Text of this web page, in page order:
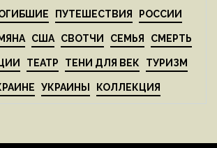
ПУТЕШЕСТВИЯ РОССИИ
США СВОТЧИ СЕМЬЯ СМЕРТЬ
ТЕАТР ТЕНИ ДЛЯ ВЕК ТУРИЗМ
УКРАИНЫ КОЛЛЕКЦИЯ